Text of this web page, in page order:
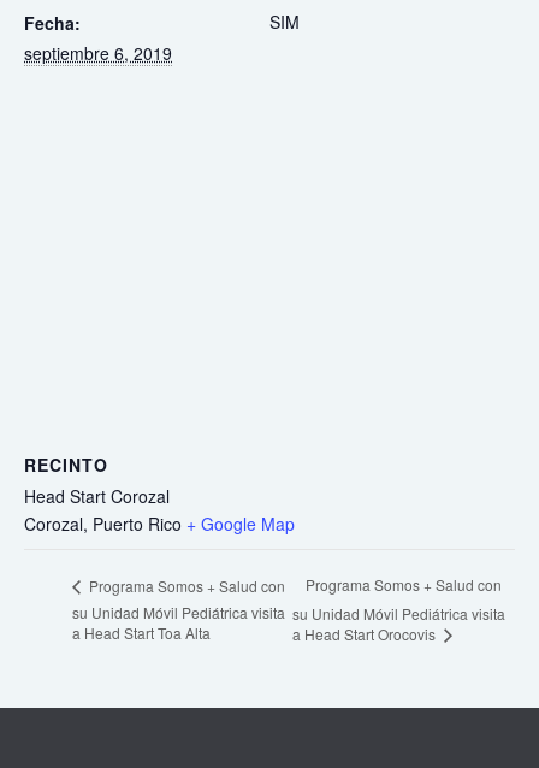
Fecha:
septiembre 6, 2019
SIM
RECINTO
Head Start Corozal
Corozal, Puerto Rico + Google Map
Programa Somos + Salud con
su Unidad Móvil Pediátrica visita
a Head Start Toa Alta
Programa Somos + Salud con
su Unidad Móvil Pediátrica visita
a Head Start Orocovis